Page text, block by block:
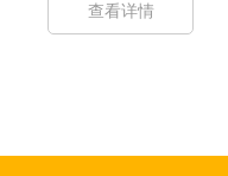
查看详情